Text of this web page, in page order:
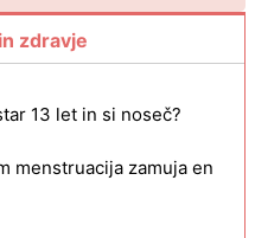
ga opravimo v zgodnjih
zdravje
13 let in si noseč?
menstruacija zamuja en